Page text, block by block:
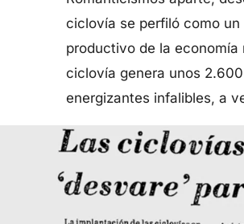
ciclovía se perfiló como
productivo de la
ciclovía genera unos
energizantes infalibles, a